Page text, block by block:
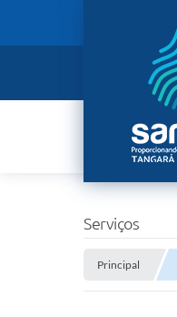
Serviços
Principal